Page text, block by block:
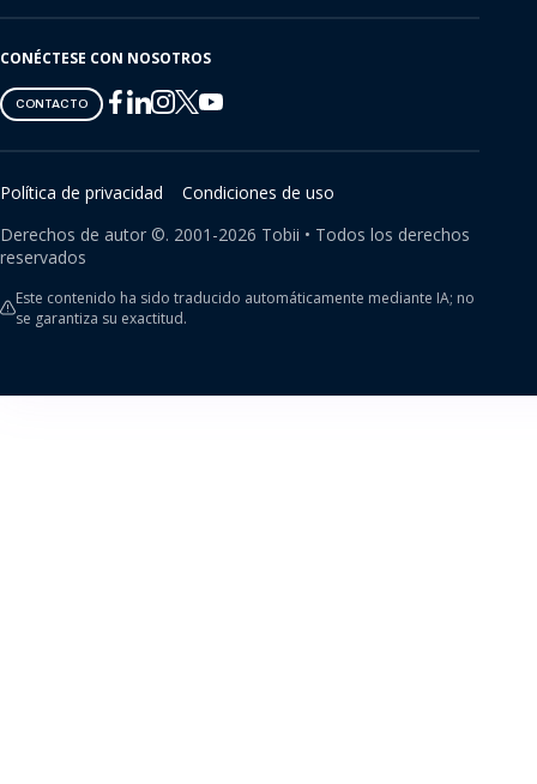
CONÉCTESE CON NOSOTROS
CONTACTO
Tobii
on
Facebook
Tobii
on
Linkedin
Tobii
on
Instagram
Tobii
on
Twitter
Tobii
on
Youtube
Política de privacidad
Condiciones de uso
Derechos de autor ©. 2001-2026 Tobii • Todos los derechos
reservados
Este contenido ha sido traducido automáticamente mediante IA; no
se garantiza su exactitud.